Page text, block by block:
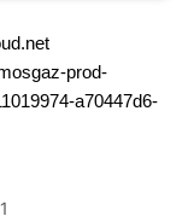
prod-
a70447d6-